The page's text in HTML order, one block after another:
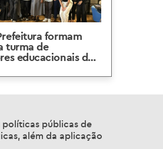
formam
turma de
educacionais das
políticas públicas de
além da aplicação